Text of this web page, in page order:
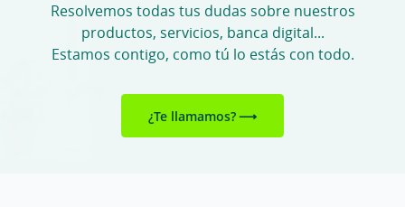
Resolvemos todas tus dudas sobre nuestros
productos, servicios, banca digital...
Estamos contigo, como tú lo estás con todo.
¿Te llamamos?